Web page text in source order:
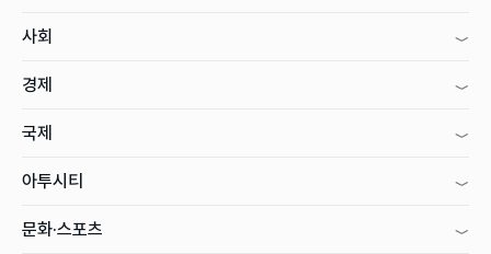
사회
경제
국제
아투시티
문화·스포츠